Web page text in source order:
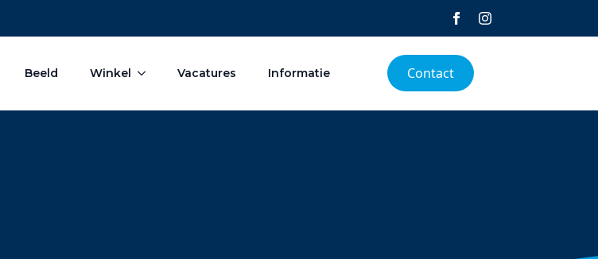
Beeld Winkel Vacatures Informatie Contact